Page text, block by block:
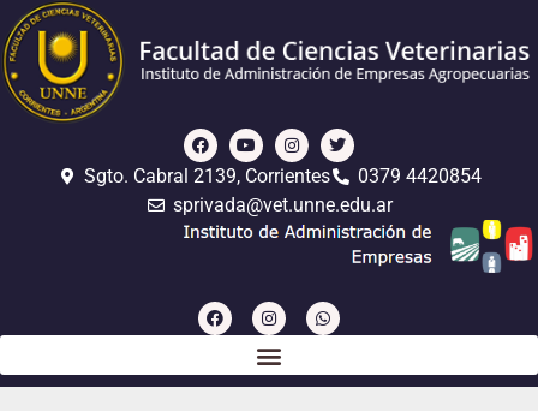
Sgto. Cabral 2139, Corrientes
0379 4420854
sprivada@vet.unne.edu.ar